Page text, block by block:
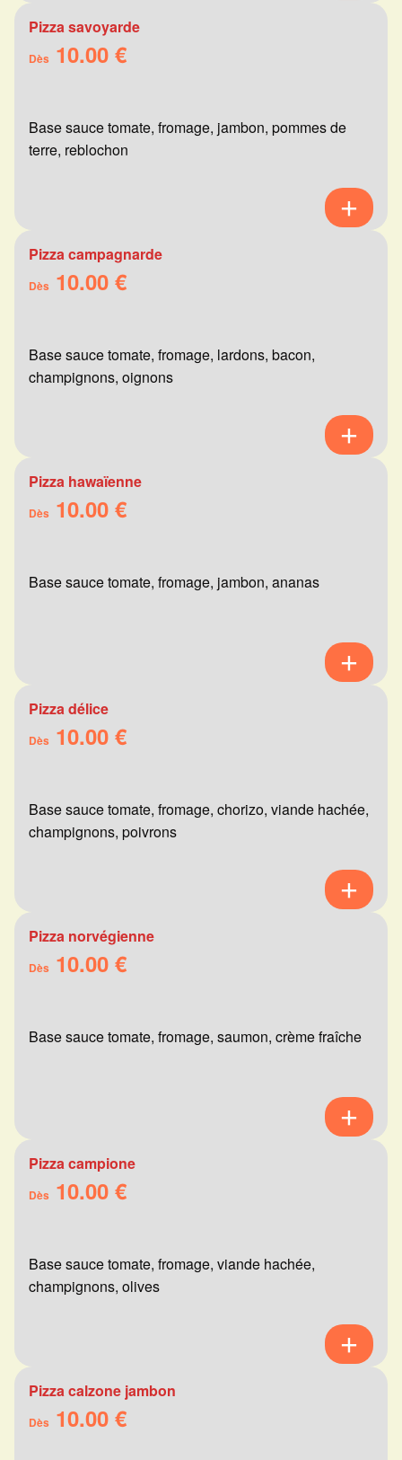
Pizza savoyarde
Dès 10.00 €
Base sauce tomate, fromage, jambon, pommes de
terre, reblochon
Pizza campagnarde
Dès 10.00 €
Base sauce tomate, fromage, lardons, bacon,
champignons, oignons
Pizza hawaïenne
Dès 10.00 €
Base sauce tomate, fromage, jambon, ananas
Pizza délice
Dès 10.00 €
Base sauce tomate, fromage, chorizo, viande hachée,
champignons, poivrons
Pizza norvégienne
Dès 10.00 €
Base sauce tomate, fromage, saumon, crème fraîche
Pizza campione
Dès 10.00 €
Base sauce tomate, fromage, viande hachée,
champignons, olives
Pizza calzone jambon
Dès 10.00 €